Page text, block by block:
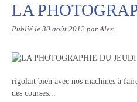
LA
Publié le 30 août 2012 par Alex
rigolait bien avec nos machines à
des courses...